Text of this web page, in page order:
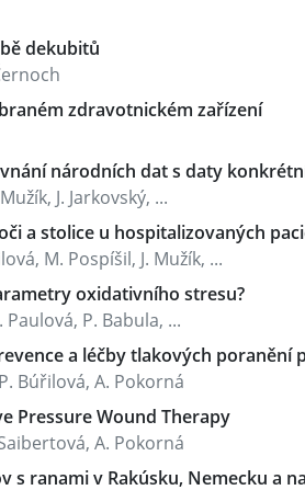
dekubitů
zdravotnickém zařízení
národních dat s daty
J. Jarkovský, ...
a stolice u hospitalizovaných
M. Pospíšil, J. Mužík, ...
oxidativního stresu?
P. Babula, ...
a léčby tlakových poranění
Búřilová, A. Pokorná
Pressure Wound Therapy
A. Pokorná
s ranami v Rakúsku, Nemecku a